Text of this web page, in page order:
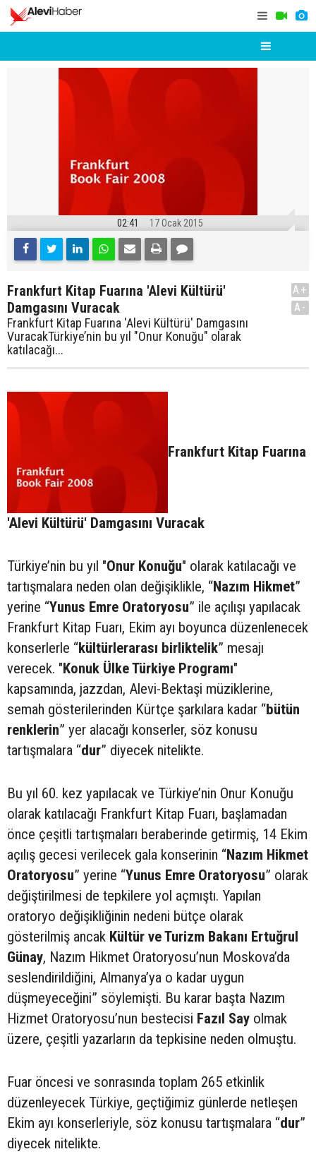
02:41 17 Ocak 2015
Frankfurt Kitap Fuarına 'Alevi Kültürü'
Damgasını Vuracak
Frankfurt Kitap Fuarına 'Alevi Kültürü' Damgasını
VuracakTürkiye’nin bu yıl "Onur Konuğu" olarak
katılacağı...
A+
A-
Frankfurt Kitap Fuarına
'Alevi Kültürü' Damgasını Vuracak
Türkiye’nin bu yıl "Onur Konuğu" olarak katılacağı ve
tartışmalara neden olan değişiklikle, “Nazım Hikmet”
yerine “Yunus Emre Oratoryosu” ile açılışı yapılacak
Frankfurt Kitap Fuarı, Ekim ayı boyunca düzenlenecek
konserlerle “kültürlerarası birliktelik” mesajı
verecek. "Konuk Ülke Türkiye Programı"
kapsamında, jazzdan, Alevi-Bektaşi müziklerine,
semah gösterilerinden Kürtçe şarkılara kadar “bütün
renklerin” yer alacağı konserler, söz konusu
tartışmalara “dur” diyecek nitelikte.
Bu yıl 60. kez yapılacak ve Türkiye’nin Onur Konuğu
olarak katılacağı Frankfurt Kitap Fuarı, başlamadan
önce çeşitli tartışmaları beraberinde getirmiş, 14 Ekim
açılış gecesi verilecek gala konserinin “Nazım Hikmet
Oratoryosu” yerine “Yunus Emre Oratoryosu” olarak
değiştirilmesi de tepkilere yol açmıştı. Yapılan
oratoryo değişikliğinin nedeni bütçe olarak
gösterilmiş ancak Kültür ve Turizm Bakanı Ertuğrul
Günay, Nazım Hikmet Oratoryosu’nun Moskova’da
seslendirildiğini, Almanya’ya o kadar uygun
düşmeyeceğini” söylemişti. Bu karar başta Nazım
Hizmet Oratoryosu’nun bestecisi Fazıl Say olmak
üzere, çeşitli yazarların da tepkisine neden olmuştu.
Fuar öncesi ve sonrasında toplam 265 etkinlik
düzenleyecek Türkiye, geçtiğimiz günlerde netleşen
Ekim ayı konserleriyle, söz konusu tartışmalara “dur”
diyecek nitelikte.